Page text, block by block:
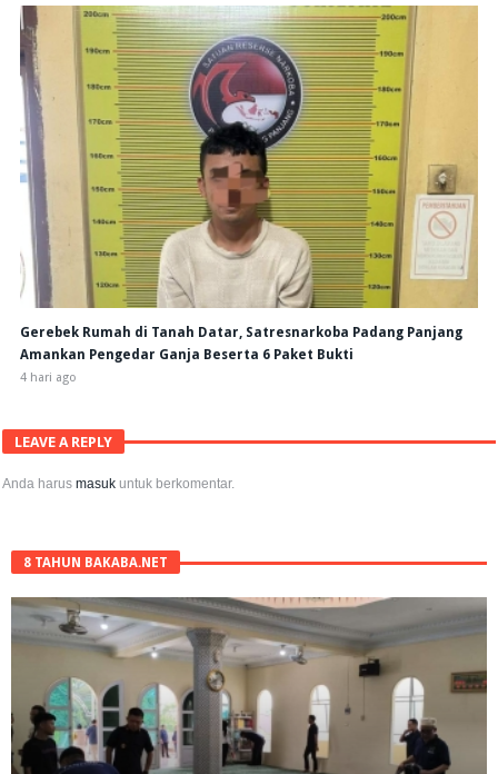
Gerebek Rumah di Tanah Datar, Satresnarkoba Padang Panjang
Amankan Pengedar Ganja Beserta 6 Paket Bukti
4 hari ago
LEAVE A REPLY
Anda harusmasuk untuk berkomentar.
8 TAHUN BAKABA.NET